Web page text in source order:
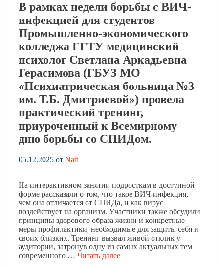
В рамках недели борьбы с ВИЧ-
инфекцией для студентов
Промышленно-экономического
колледжа ГГТУ медицинский
психолог Светлана Аркадьевна
Герасимова (ГБУЗ МО
«Психиатрическая больница №3
им. Т.Б. Дмитриевой») провела
практический тренинг,
приуроченный к Всемирному
дню борьбы со СПИДом.
05.12.2025 от Natt
На интерактивном занятии подросткам в доступной
форме рассказали о том, что такое ВИЧ-инфекция,
чем она отличается от СПИДа, и как вирус
воздействует на организм. Участники также обсудили
принципы здорового образа жизни и конкретные
меры профилактики, необходимые для защиты себя и
своих близких. Тренинг вызвал живой отклик у
аудитории, затронув одну из самых актуальных тем
современного … Читать далее